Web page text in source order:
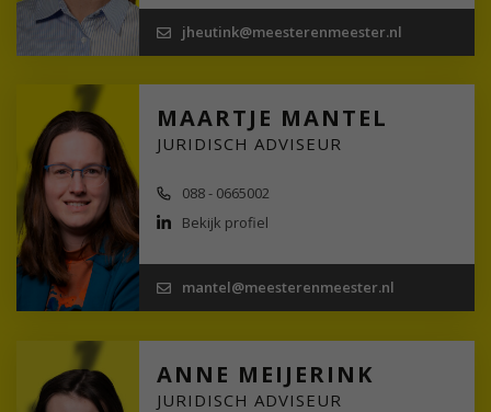
jheutink@meesterenmeester.nl
MAARTJE MANTEL
JURIDISCH ADVISEUR
088 - 0665002
Bekijk profiel
mantel@meesterenmeester.nl
ANNE MEIJERINK
JURIDISCH ADVISEUR